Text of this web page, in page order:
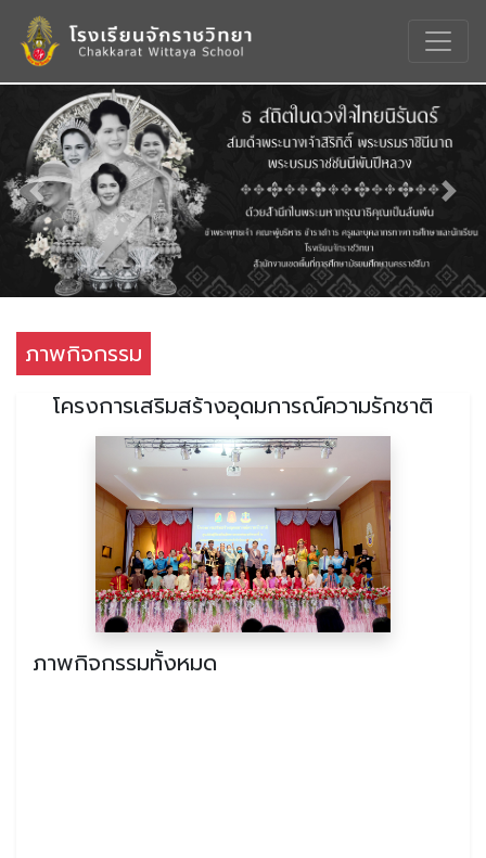
Previous Next
ภาพกิจกรรม
โครงการเสริมสร้างอุดมการณ์ความรักชาติ
ภาพกิจกรรมทั้งหมด